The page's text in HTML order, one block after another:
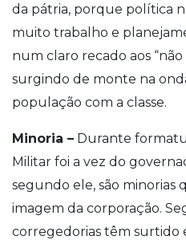
da pátria, porque política
muito trabalho e
num claro recado aos
surgindo de monte na
população com a classe.
Minoria – Durante
Militar foi a vez do
segundo ele, são minorias
imagem da corporação.
corregedorias têm surtido